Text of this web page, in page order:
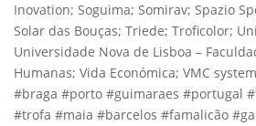
Inovation; Soguima; Somirav; Spazio
Solar das Bouças; Triede; Troficolor;
Universidade Nova de Lisboa –
Humanas; Vida Económica; VMC
#braga #porto #guimaraes #portugal
#trofa #maia #barcelos #famalicão